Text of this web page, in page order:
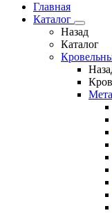
Главная
Каталог
Назад
Каталог